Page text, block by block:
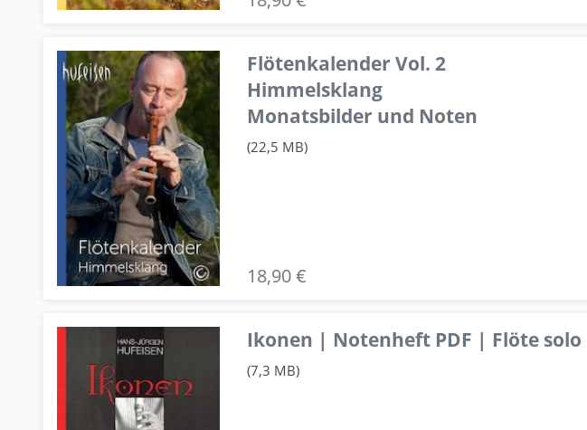
Flötenkalender Vol. 2
Himmelsklang
Monatsbilder und Noten
(22,5 MB)
18,90 €
Ikonen | Notenheft PDF | Flöte solo
(7,3 MB)